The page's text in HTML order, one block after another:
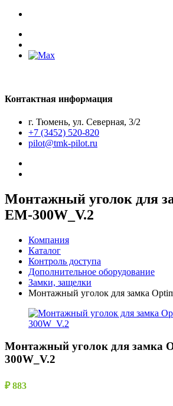
Контактная информация
г. Тюмень, ул. Северная, 3/2
+7 (3452) 520-820
pilot@tmk-pilot.ru
Монтажный уголок для
EM-300W_V.2
Компания
Каталог
Контроль доступа
Дополнительное оборудование
Замки, защелки
Монтажный уголок для замка
Монтажный уголок для замка
300W_V.2
₽ 883